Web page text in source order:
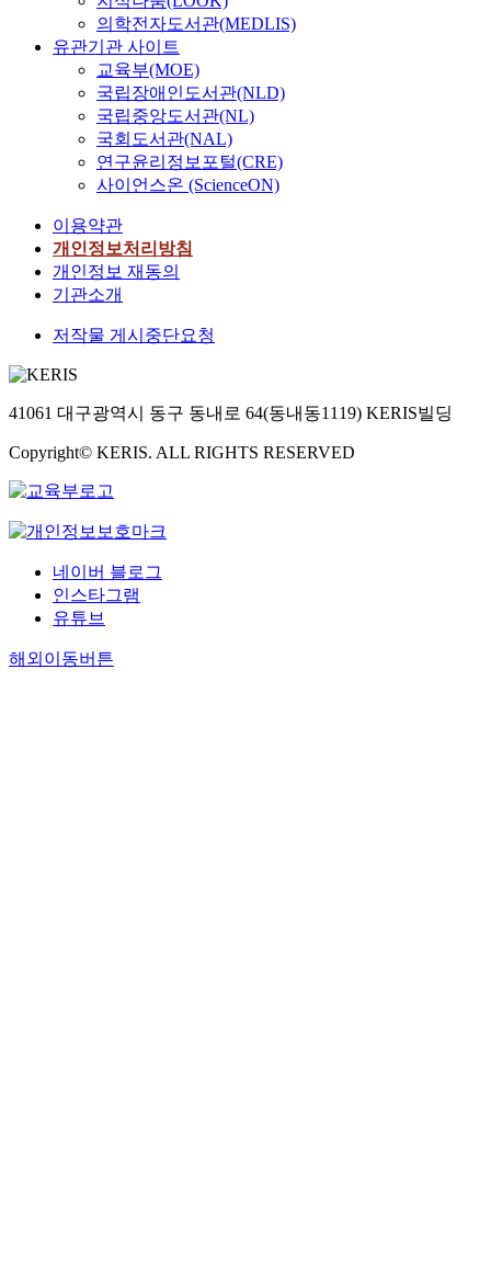
의학전자도서관(MEDLIS)
유관기관 사이트
교육부(MOE)
국립장애인도서관(NLD)
국립중앙도서관(NL)
국회도서관(NAL)
연구윤리정보포털(CRE)
사이언스온 (ScienceON)
이용약관
개인정보처리방침
개인정보 재동의
기관소개
저작물 게시중단요청
41061 대구광역시 동구 동내로 64(동내동1119) KERIS빌딩
Copyright© KERIS. ALL RIGHTS RESERVED
네이버 블로그
인스타그램
유튜브
해외이동버튼